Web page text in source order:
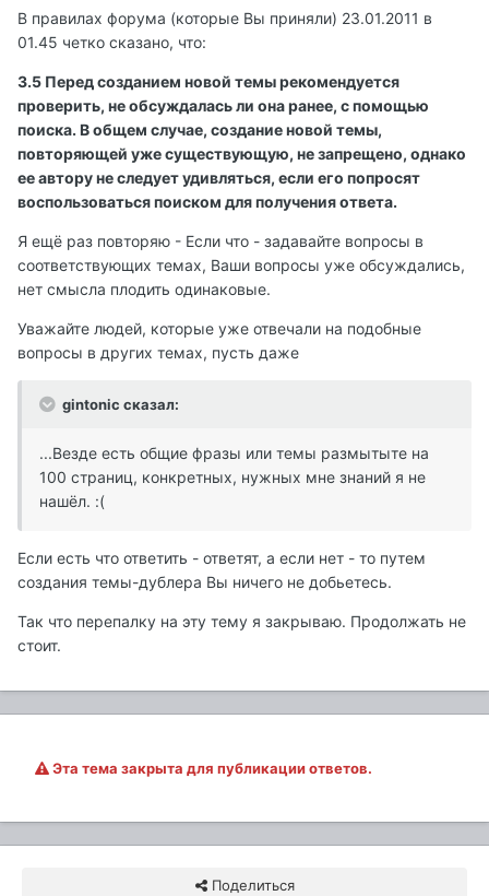
В правилах форума (которые Вы приняли) 23.01.2011 в
01.45 четко сказано, что:
3.5 Перед созданием новой темы рекомендуется
проверить, не обсуждалась ли она ранее, с помощью
поиска. В общем случае, создание новой темы,
повторяющей уже существующую, не запрещено, однако
ее автору не следует удивляться, если его попросят
воспользоваться поиском для получения ответа.
Я ещё раз повторяю - Если что - задавайте вопросы в
соответствующих темах, Ваши вопросы уже обсуждались,
нет смысла плодить одинаковые.
Уважайте людей, которые уже отвечали на подобные
вопросы в других темах, пусть даже
gintonic сказал:
...Везде есть общие фразы или темы размытыте на
100 страниц, конкретных, нужных мне знаний я не
нашёл. :(
Если есть что ответить - ответят, а если нет - то путем
создания темы-дублера Вы ничего не добьетесь.
Так что перепалку на эту тему я закрываю. Продолжать не
стоит.
Эта тема закрыта для публикации ответов.
Поделиться